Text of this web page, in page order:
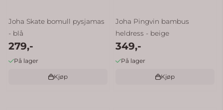
Joha Skate bomull pysjamas
- blå
279,-
På lager
Kjøp
Joha Pingvin bambus
heldress - beige
349,-
På lager
Kjøp